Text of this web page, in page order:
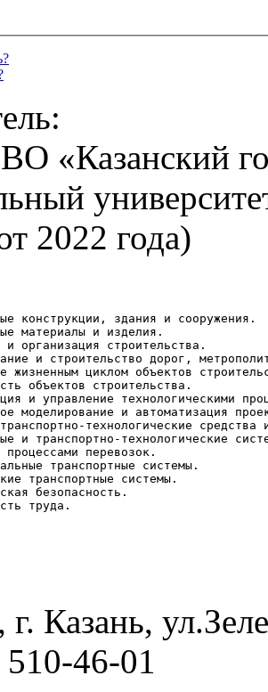
«Казанский
2022 года)
конструкции, здания и сооружения.
материалы и изделия.
организация строительства.
и строительство дорог,
жизненным циклом объектов
объектов строительства.
и управление технологическими
моделирование и автоматизация
технологические средства
и транспортно-технологические
перевозок.
транспортные системы.
транспортные системы.
безопасность.
труда.
Казань,
46-01